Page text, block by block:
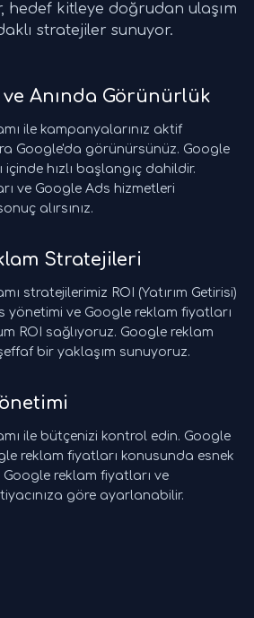
hedef kitleye doğrudan ulaşım
stratejiler sunuyor.
ve Anında Görünürlük
ile kampanyalarınız aktif
Google'da görünürsünüz. Google
hızlı başlangıç dahildir.
ve Google Ads hizmetleri
alırsınız.
Stratejileri
stratejilerimiz ROI (Yatırım Getirisi)
yönetimi ve Google reklam fiyatları
ROI sağlıyoruz. Google reklam
bir yaklaşım sunuyoruz.
ile bütçenizi kontrol edin. Google
reklam fiyatları konusunda esnek
reklam fiyatları ve
göre ayarlanabilir.